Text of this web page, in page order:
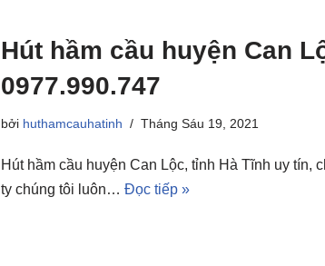
Hút hầm cầu huyện Can
0977.990.747
bởi huthamcauhatinh Tháng Sáu 19, 2021
Hút hầm cầu huyện Can Lộc, tỉnh Hà Tĩnh uy tín,
ty chúng tôi luôn… Đọc tiếp »